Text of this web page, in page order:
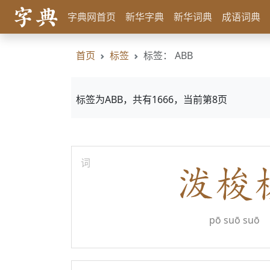
字典网首页 新华字典 新华词典 成语词典
首页 标签 标签： ABB
标签为ABB，共有1666，当前第8页
词
pō suō suō